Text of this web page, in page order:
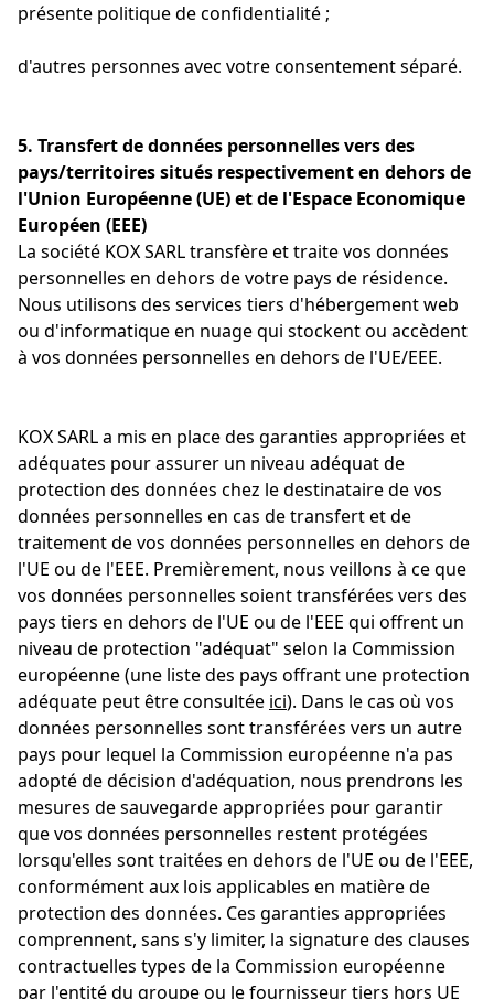
présente politique de confidentialité ;
d'autres personnes avec votre consentement séparé.
5. Transfert de données personnelles vers des
pays/territoires situés respectivement en dehors de
l'Union Européenne (UE) et de l'Espace Economique
Européen (EEE)
La société KOX SARL transfère et traite vos données
personnelles en dehors de votre pays de résidence.
Nous utilisons des services tiers d'hébergement web
ou d'informatique en nuage qui stockent ou accèdent
à vos données personnelles en dehors de l'UE/EEE.
KOX SARL a mis en place des garanties appropriées et
adéquates pour assurer un niveau adéquat de
protection des données chez le destinataire de vos
données personnelles en cas de transfert et de
traitement de vos données personnelles en dehors de
l'UE ou de l'EEE. Premièrement, nous veillons à ce que
vos données personnelles soient transférées vers des
pays tiers en dehors de l'UE ou de l'EEE qui offrent un
niveau de protection "adéquat" selon la Commission
européenne (une liste des pays offrant une protection
adéquate peut être consultée ici). Dans le cas où vos
données personnelles sont transférées vers un autre
pays pour lequel la Commission européenne n'a pas
adopté de décision d'adéquation, nous prendrons les
mesures de sauvegarde appropriées pour garantir
que vos données personnelles restent protégées
lorsqu'elles sont traitées en dehors de l'UE ou de l'EEE,
conformément aux lois applicables en matière de
protection des données. Ces garanties appropriées
comprennent, sans s'y limiter, la signature des clauses
contractuelles types de la Commission européenne
par l'entité du groupe ou le fournisseur tiers hors UE
Consentement pour le
traitement des données
Nous souhaitons utiliser les services de
tiers pour améliorer et optimiser la
boutique et nos services (fonctions de
confort, optimisation de la boutique). En
outre, nous souhaitons promouvoir nos
produits (réseaux sociaux/marketing).
À cet effet, vous pouvez donner votre
consentement ici et le retirer à tout
moment. Vous trouverez de plus amples
informations à ce sujet dans notre
Politique de confidentialité.
partager